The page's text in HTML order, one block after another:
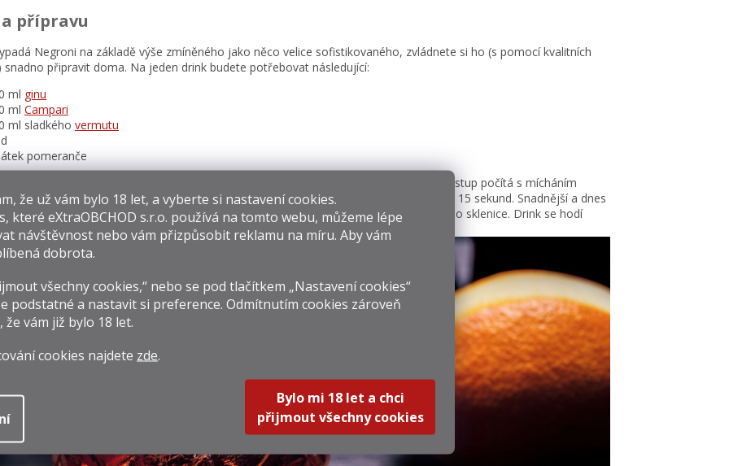
že už vám bylo 18 let, a vyberte si nastavení cookies.
které eXtraOBCHOD s.r.o. používá na tomto webu, můžeme lépe
návštěvnost nebo vám přizpůsobit reklamu na míru. Aby vám
dobrota.
všechny cookies,“ nebo se pod tlačítkem „Nastavení cookies“
podstatné a nastavit si preference. Odmítnutím cookies zároveň
vám již bylo 18 let.
cookies najdete zde.
Bylo mi 18 let a chci
přijmout všechny cookies
přípravu
Negroni na základě výše zmíněného jako něco velice sofistikovaného, zvládnete si ho (s pomocí kvalitních
snadno připravit doma. Na jeden drink budete potřebovat následující:
ml ginu
ml Campari
ml sladkého vermutu
pomeranče
dáte několik kostek ledu a následně nalijete odměřené dávky tekutin. Originální postup počítá s mícháním
sklenici (ideální je pro tento účel sklenice typu old fashioned), a to po dobu 15 sekund. Snadnější a dnes
je však použití shakeru, v němž jednoduše vše smísíte a následně přes sítko vlijete do sklenice. Drink se hodí
plátkem pomeranče, případně citronu.